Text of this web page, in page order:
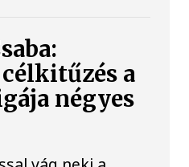
a
négyes